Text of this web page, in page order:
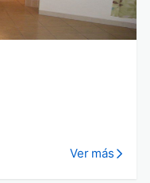
Ver más